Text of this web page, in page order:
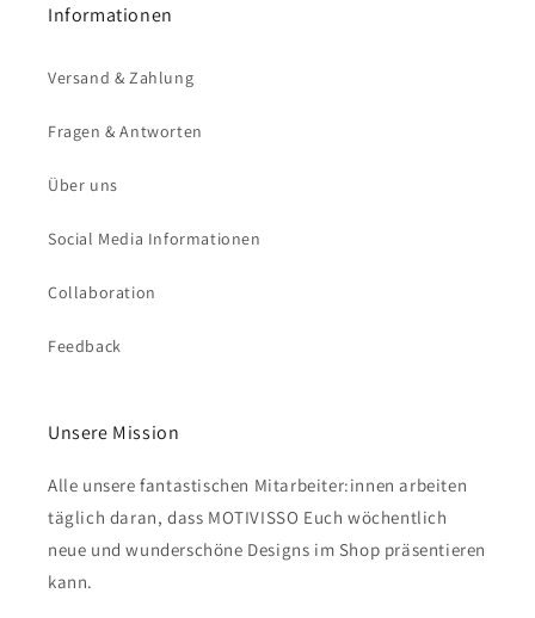
Informationen
Versand & Zahlung
Fragen & Antworten
Über uns
Social Media Informationen
Collaboration
Feedback
Unsere Mission
Alle unsere fantastischen Mitarbeiter:innen arbeiten
täglich daran, dass MOTIVISSO Euch wöchentlich
neue und wunderschöne Designs im Shop präsentieren
kann.